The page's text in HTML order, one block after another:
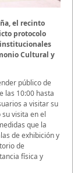
el recinto
protocolo
Cultural y
público de
las 10:00 hasta
a visitar su
visita en el
que la
de exhibición y
de
física y